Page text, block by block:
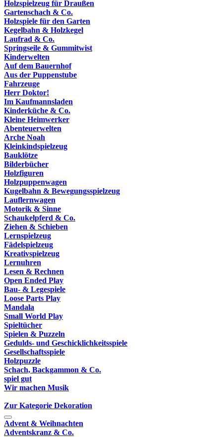
Holzspielzeug für Draußen
Gartenschach & Co.
Holzspiele für den Garten
Kegelbahn & Holzkegel
Laufrad & Co.
Springseile & Gummitwist
Kinderwelten
Auf dem Bauernhof
Aus der Puppenstube
Fahrzeuge
Herr Doktor!
Im Kaufmannsladen
Kinderküche & Co.
Kleine Heimwerker
Abenteuerwelten
Arche Noah
Kleinkindspielzeug
Bauklötze
Bilderbücher
Holzfiguren
Holzpuppenwagen
Kugelbahn & Bewegungsspielzeug
Lauflernwagen
Motorik & Sinne
Schaukelpferd & Co.
Ziehen & Schieben
Lernspielzeug
Fädelspielzeug
Kreativspielzeug
Lernuhren
Lesen & Rechnen
Open Ended Play
Bau- & Legespiele
Loose Parts Play
Mandala
Small World Play
Spieltücher
Spielen & Puzzeln
Gedulds- und Geschicklichkeitsspiele
Gesellschaftsspiele
Holzpuzzle
Schach, Backgammon & Co.
spiel gut
Wir machen Musik
Zur Kategorie Dekoration
Advent & Weihnachten
Adventskranz & Co.